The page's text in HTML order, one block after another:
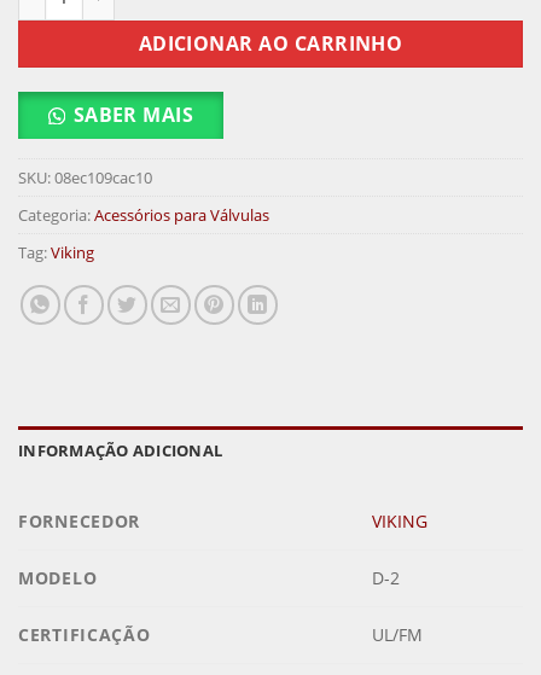
ADICIONAR AO CARRINHO
SABER MAIS
SKU:08ec109cac10
Categoria:Acessórios para Válvulas
Tag:Viking
INFORMAÇÃO ADICIONAL
FORNECEDOR VIKING
MODELO D-2
CERTIFICAÇÃO UL/FM